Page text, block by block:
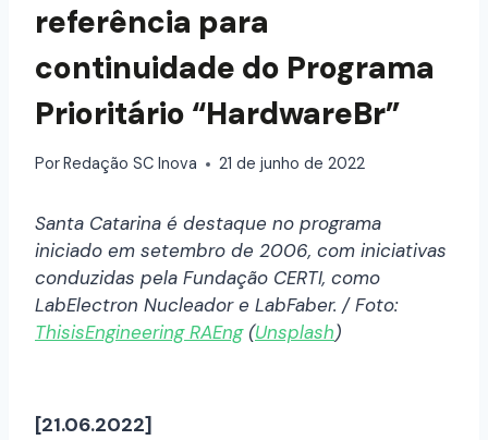
referência para
continuidade do Programa
Prioritário “HardwareBr”
PorRedação SC Inova 21 de junho de 2022
Santa Catarina é destaque no programa
iniciado em setembro de 2006, com iniciativas
conduzidas pela Fundação CERTI, como
LabElectron Nucleador e LabFaber. / Foto:
ThisisEngineering RAEng(Unsplash)
[21.06.2022]